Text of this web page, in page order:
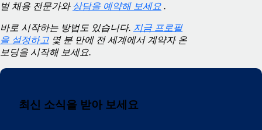
벌 채용 전문가와 상담을 예약해 보세요 .
바로 시작하는 방법도 있습니다. 지금 프로필
을 설정하고 몇 분 만에 전 세계에서 계약자 온
보딩을 시작해 보세요.
최신 소식을 받아 보세요